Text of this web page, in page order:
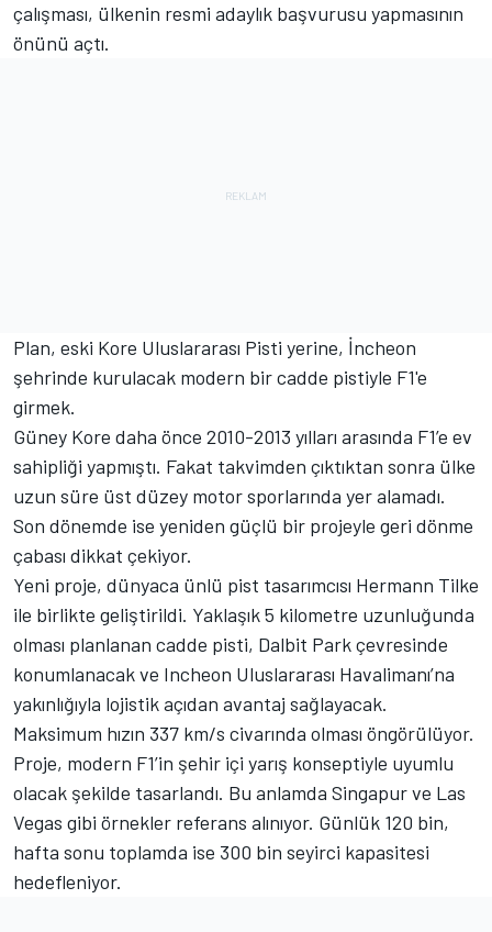
çalışması, ülkenin resmi adaylık başvurusu yapmasının
önünü açtı.
Plan, eski Kore Uluslararası Pisti yerine, İncheon
şehrinde kurulacak modern bir cadde pistiyle F1'e
girmek.
Güney Kore daha önce 2010-2013 yılları arasında F1’e ev
sahipliği yapmıştı. Fakat takvimden çıktıktan sonra ülke
uzun süre üst düzey motor sporlarında yer alamadı.
Son dönemde ise yeniden güçlü bir projeyle geri dönme
çabası dikkat çekiyor.
Yeni proje, dünyaca ünlü pist tasarımcısı Hermann Tilke
ile birlikte geliştirildi. Yaklaşık 5 kilometre uzunluğunda
olması planlanan cadde pisti, Dalbit Park çevresinde
konumlanacak ve Incheon Uluslararası Havalimanı’na
yakınlığıyla lojistik açıdan avantaj sağlayacak.
Maksimum hızın 337 km/s civarında olması öngörülüyor.
Proje, modern F1’in şehir içi yarış konseptiyle uyumlu
olacak şekilde tasarlandı. Bu anlamda Singapur ve Las
Vegas gibi örnekler referans alınıyor. Günlük 120 bin,
hafta sonu toplamda ise 300 bin seyirci kapasitesi
hedefleniyor.